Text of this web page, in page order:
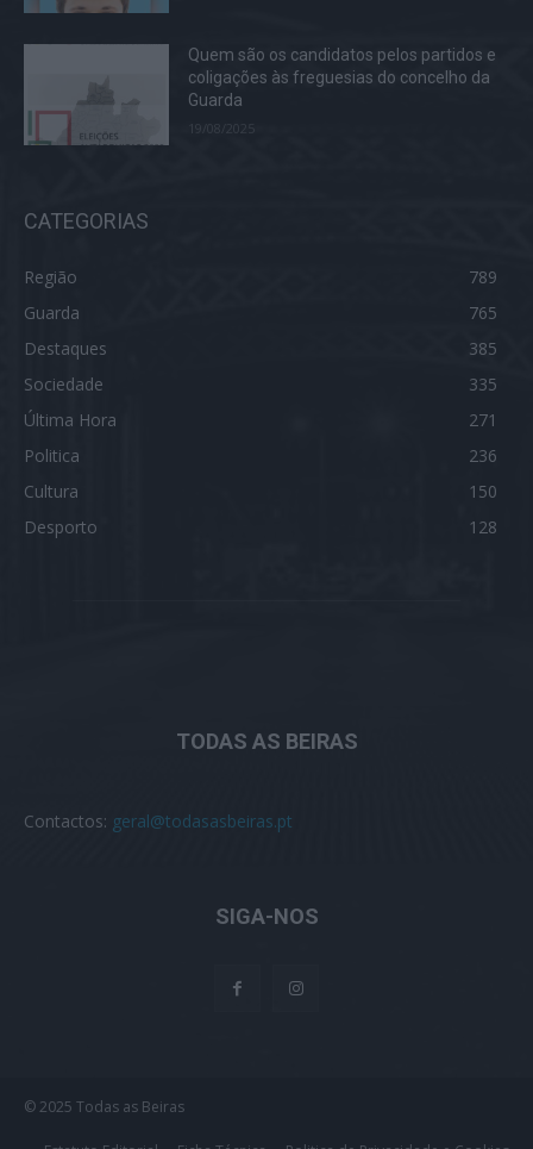
Quem são os candidatos pelos partidos e
coligações às freguesias do concelho da
Guarda
19/08/2025
CATEGORIAS
Região
789
Guarda
765
Destaques
385
Sociedade
335
Última Hora
271
Politica
236
Cultura
150
Desporto
128
TODAS AS BEIRAS
Contactos: geral@todasasbeiras.pt
SIGA-NOS
© 2025 Todas as Beiras